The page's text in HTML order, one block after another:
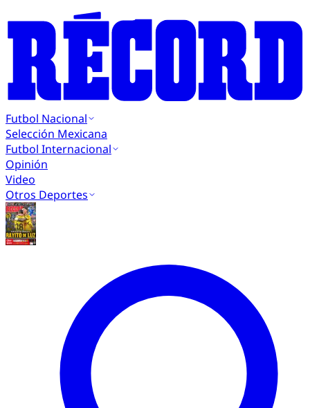
Futbol Nacional
Selección Mexicana
Futbol Internacional
Opinión
Video
Otros Deportes